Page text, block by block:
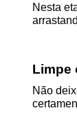
Nesta
Limpe
Não